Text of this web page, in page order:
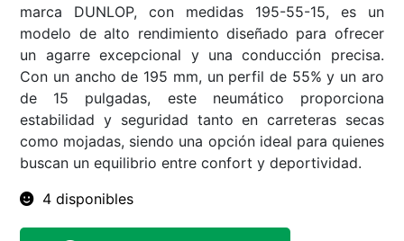
marca DUNLOP, con medidas 195-55-15, es un
modelo de alto rendimiento diseñado para ofrecer
un agarre excepcional y una conducción precisa.
Con un ancho de 195 mm, un perfil de 55% y un aro
de 15 pulgadas, este neumático proporciona
estabilidad y seguridad tanto en carreteras secas
como mojadas, siendo una opción ideal para quienes
buscan un equilibrio entre confort y deportividad.
4 disponibles